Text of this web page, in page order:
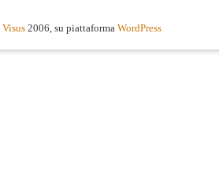
Visus 2006, su piattaforma WordPress